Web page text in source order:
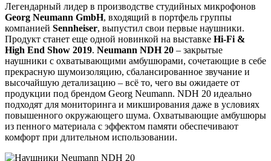
Легендарный лидер в производстве студийных микрофонов
Georg Neumann GmbH, входящий в портфель группы
компанией Sennheiser, выпустил свои первые наушники.
Продукт станет еще одной новинкой на выставке Hi-Fi &
High End Show 2019. Neumann NDH 20 – закрытые
наушники с охватывающими амбушюрами, сочетающие в себе
прекрасную шумоизоляцию, сбалансированное звучание и
высочайшую детализацию – всё то, чего вы ожидаете от
продукции под брендом Georg Neumann. NDH 20 идеально
подходят для мониторинга и микширования даже в условиях
повышенного окружающего шума. Охватывающие амбушюры
из пенного материала с эффектом памяти обеспечивают
комфорт при длительном использовании.